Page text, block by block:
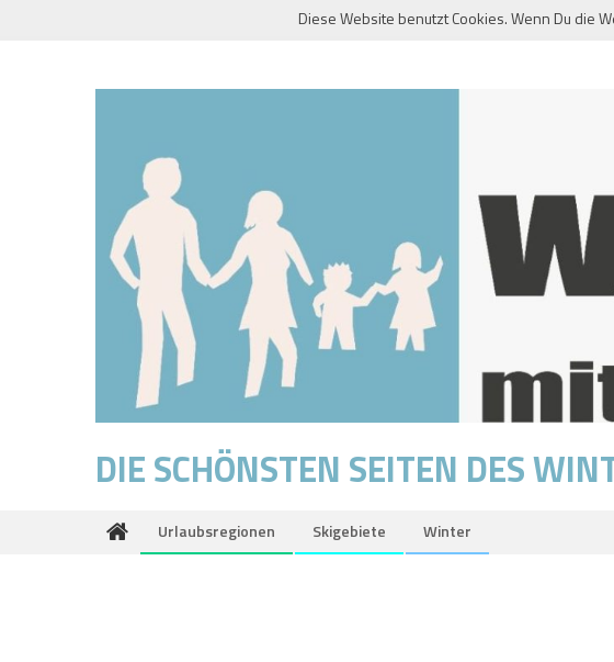
DIE SCHÖNSTEN SEITEN DES
Urlaubsregionen Skigebiete Winter
Diese Website benutzt Cookies. Wenn Du die